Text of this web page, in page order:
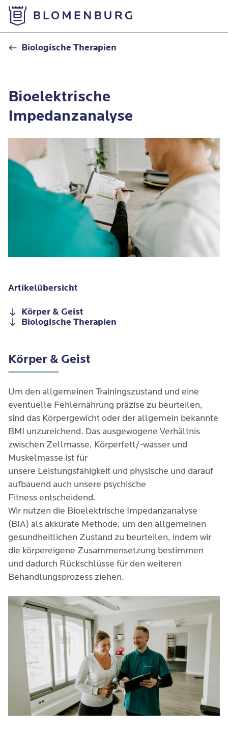
Biologische Therapien
Bioelektrische
Impedanzanalyse
Artikelübersicht
Körper & Geist
Biologische Therapien
Körper & Geist
Um den allgemeinen Trainingszustand und eine
eventuelle Fehlernährung präzise zu beurteilen,
sind das Körpergewicht oder der allgemein bekannte
BMI unzureichend. Das ausgewogene Verhältnis
zwischen Zellmasse, Körperfett/-wasser und
Muskelmasse ist für
unsere Leistungsfähigkeit und physische und darauf
aufbauend auch unsere psychische
Fitness entscheidend.
Wir nutzen die Bioelektrische Impedanzanalyse
(BIA) als akkurate Methode, um den allgemeinen
gesundheitlichen Zustand zu beurteilen, indem wir
die körpereigene Zusammensetzung bestimmen
und dadurch Rückschlüsse für den weiteren
Behandlungsprozess ziehen.